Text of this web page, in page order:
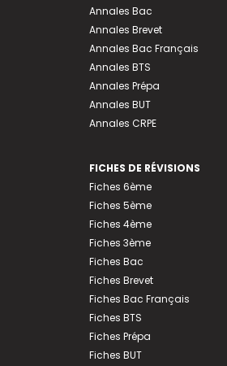
Annales Bac
Annales Brevet
Annales Bac Français
Annales BTS
Annales Prépa
Annales BUT
Annales CRPE
FICHES DE RÉVISIONS
Fiches 6ème
Fiches 5ème
Fiches 4ème
Fiches 3ème
Fiches Bac
Fiches Brevet
Fiches Bac Français
Fiches BTS
Fiches Prépa
Fiches BUT